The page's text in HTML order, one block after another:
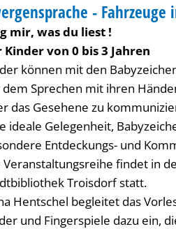
BIBLIOTHEK- Fahrzeuge
mir, was du liest !
Kinder von 0 bis 3 Jahren
können mit den
Sprechen mit ihren
das Gesehene zu
ideale Gelegenheit,
Entdeckungs- und
Veranstaltungsreihe findet in
Troisdorf statt.
Hentschel begleitet das
und Fingerspiele dazu ein,